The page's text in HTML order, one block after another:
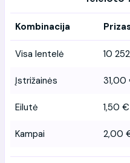
Kombinacija
Visa lentelė 10
Įstrižainės 31,00
Eilutė 1,50 €
Kampai 2,00